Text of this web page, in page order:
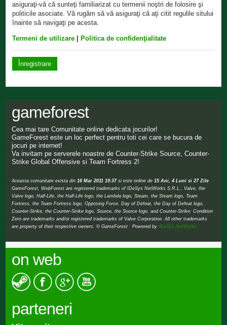
asiguraţi-vă că sunteţi familiarizat cu termenii noştri de folosire şi
politicile asociate. Vă rugăm să vă asiguraţi că aţi citit regulile sitului
înainte să navigaţi pe acesta.
Termeni de utilizare Politica de confidenţialitate
Înregistrare
gameforest
Cea mai tare Comunitate online dedicata jocurilor!
GameForest este un loc perfect pentru toti cei care se bucura de
jocuri pe internet!
Va invitam pe serverele noastre de Counter-Strike Source, Counter-
Strike Global Offensive si Team Fortress 2!
Aceasta comunitate exista din 16 Mar 2011 19:37si este online de 15 Ani, 4 Luni si 27 Zile
GameForest, WebForest are registered trademarks of IDeSys NetWorks S.R.L., Valve, the
Valve logo, Half-Life, the Half-Life logo, the Lambda logo, Steam, the Steam logo, Team
Fortress, the Team Fortress logo, Opposing Force, Day of Defeat, the Day of Defeat logo,
Counter-Strike, the Counter-Strike logo, Source, the Source logo, and Counter-Strike: Condition
Zero are trademarks and/or registered trademarks of Valve Corporation. All other trademarks
are property of their respective owners. © GameForest Powered byIDeSys NetWorks
on web
parteneri